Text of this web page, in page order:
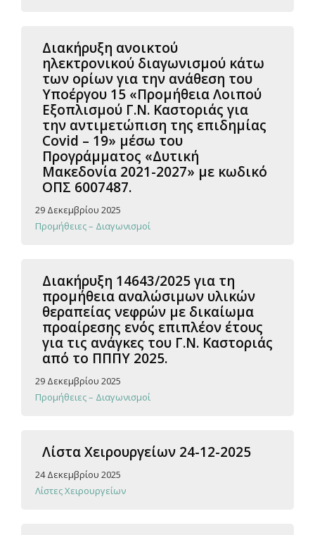
Διακήρυξη ανοικτού
ηλεκτρονικού διαγωνισμού κάτω
των ορίων για την ανάθεση του
Υποέργου 15 «Προμήθεια Λοιπού
Εξοπλισμού Γ.Ν. Καστοριάς για
την αντιμετώπιση της επιδημίας
Covid – 19» μέσω του
Προγράμματος «Δυτική
Μακεδονία 2021-2027» με κωδικό
ΟΠΣ 6007487.
29 Δεκεμβρίου 2025
Προμήθειες – Διαγωνισμοί
Διακήρυξη 14643/2025 για τη
προμήθεια αναλώσιμων υλικών
θεραπείας νεφρών με δικαίωμα
προαίρεσης ενός επιπλέον έτους
για τις ανάγκες του Γ.Ν. Καστοριάς
από το ΠΠΠΥ 2025.
29 Δεκεμβρίου 2025
Προμήθειες – Διαγωνισμοί
Λίστα Χειρουργείων 24-12-2025
24 Δεκεμβρίου 2025
Λίστες Χειρουργείων